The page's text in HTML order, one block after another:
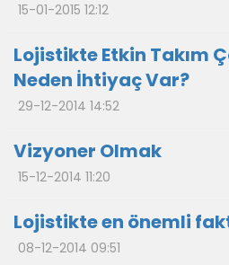
15-01-2015 12:12
Lojistikte Etkin Takım
Neden İhtiyaç Var?
29-12-2014 14:52
Vizyoner Olmak
15-12-2014 11:20
Lojistikte en önemli
08-12-2014 09:51